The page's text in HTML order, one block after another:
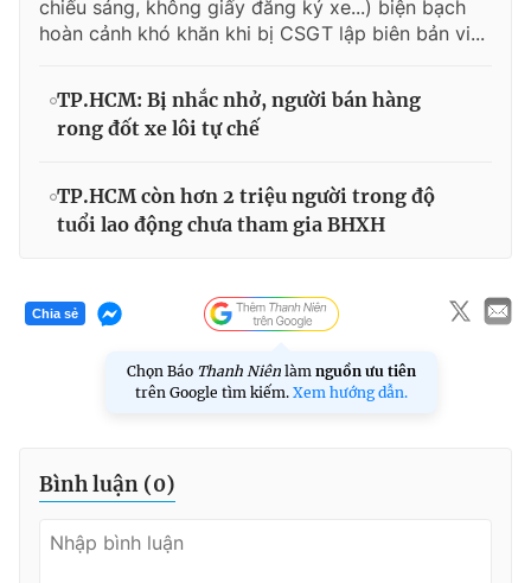
chiếu sáng, không giấy đăng ký xe...) biện bạch
hoàn cảnh khó khăn khi bị CSGT lập biên bản vi...
TP.HCM: Bị nhắc nhở, người bán hàng
rong đốt xe lôi tự chế
TP.HCM còn hơn 2 triệu người trong độ
tuổi lao động chưa tham gia BHXH
Chia sẻ
Chọn Báo Thanh Niên làm nguồn ưu tiên
trên Google tìm kiếm. Xem hướng dẫn.
Bình luận (0)